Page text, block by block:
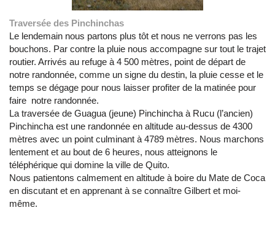
Traversée des Pinchinchas
Le lendemain nous partons plus tôt et nous ne verrons pas les
bouchons. Par contre la pluie nous accompagne sur tout le trajet
routier. Arrivés au refuge à 4 500 mètres, point de départ de
notre randonnée, comme un signe du destin, la pluie cesse et le
temps se dégage pour nous laisser profiter de la matinée pour
faire notre randonnée.
La traversée de Guagua (jeune) Pinchincha à Rucu (l’ancien)
Pinchincha est une randonnée en altitude au-dessus de 4300
mètres avec un point culminant à 4789 mètres. Nous marchons
lentement et au bout de 6 heures, nous atteignons le
téléphérique qui domine la ville de Quito.
Nous patientons calmement en altitude à boire du Mate de Coca
en discutant et en apprenant à se connaître Gilbert et moi-
même.